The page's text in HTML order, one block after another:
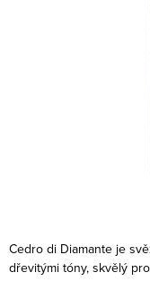
Cedro di Diamante je
dřevitými tóny, skvělý